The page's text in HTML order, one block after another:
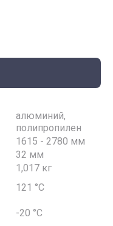
алюминий,
полипропилен
1615 - 2780 мм
32 мм
1,017 кг
121 °С
-20 °С